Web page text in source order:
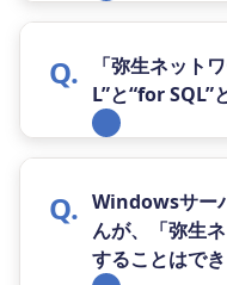
「弥生ネット
L”と“for SQL”
Windowsサー
んが、「弥生
することはで